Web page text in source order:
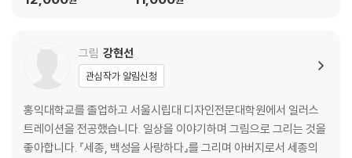
그림 강현선
관심작가 알림신청
홍익대학교를 졸업하고 서울시립대 디자인전문대학원에서 일러스
트레이션을 전공했습니다. 일상을 이야기하며 그림으로 그리는 것을
좋아합니다. 『세종, 백성을 사랑하다』를 그리며 아버지로서 세종의